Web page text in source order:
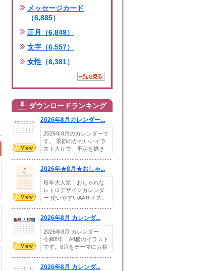
メッセージカード
（6,885）
正月（6,849）
文字（6,557）
女性（6,381）
ダウンロードランキング
2026年8月カレンダー...
2026年8月のカレンダーで
す。 季節のかわいいイラ
スト入りで、予定を描き
2026年★8月★おしゃ...
毎年大人気！おしゃれな
レトロデザインカレンダ
ー 使いやすいA4サイズ。
2026年8月 カレンダ...
2026年8月 カレンダー
令和8年 A4横のイラスト
です。8月をテーマにお祭
2026年8月 カレンダ...